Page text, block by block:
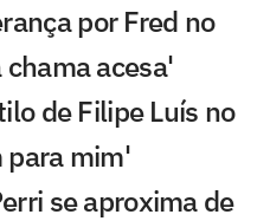
por Fred no
acesa'
de Filipe Luís no
para mim'
se aproxima de